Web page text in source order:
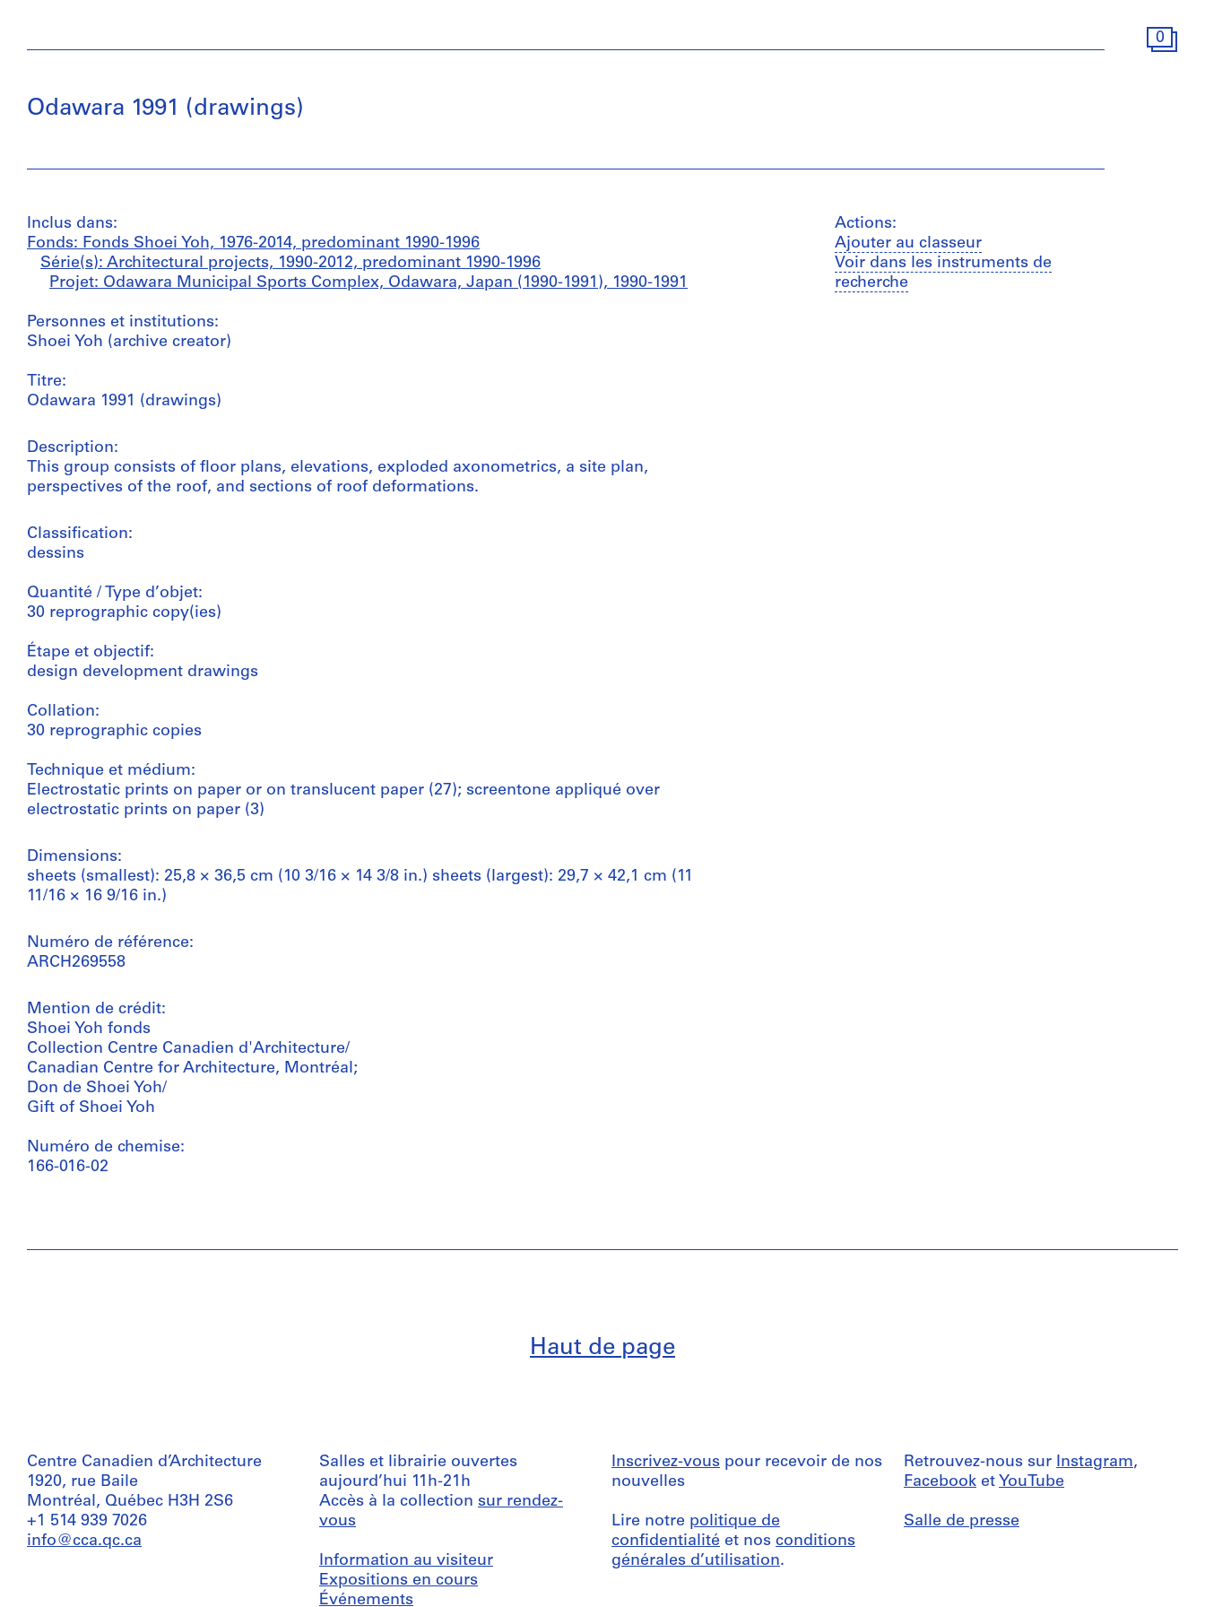
0
Odawara 1991 (drawings)
Inclus dans:
Fonds: Fonds Shoei Yoh, 1976-2014, predominant 1990-1996
Série(s): Architectural projects, 1990-2012, predominant 1990-1996
Projet: Odawara Municipal Sports Complex, Odawara, Japan (1990-1991), 1990-1991
Personnes et institutions:
Shoei Yoh (archive creator)
Titre:
Odawara 1991 (drawings)
Description:
This group consists of floor plans, elevations, exploded axonometrics, a site plan,
perspectives of the roof, and sections of roof deformations.
Classification:
dessins
Quantité / Type d’objet:
30 reprographic copy(ies)
Étape et objectif:
design development drawings
Collation:
30 reprographic copies
Technique et médium:
Electrostatic prints on paper or on translucent paper (27); screentone appliqué over
electrostatic prints on paper (3)
Dimensions:
sheets (smallest): 25,8 × 36,5 cm (10 3/16 × 14 3/8 in.) sheets (largest): 29,7 × 42,1 cm (11
11/16 × 16 9/16 in.)
Numéro de référence:
ARCH269558
Mention de crédit:
Shoei Yoh fonds
Collection Centre Canadien d'Architecture/
Canadian Centre for Architecture, Montréal;
Don de Shoei Yoh/
Gift of Shoei Yoh
Numéro de chemise:
166-016-02
Actions:
Ajouter au classeur
Voir dans les instruments de
recherche
Haut de page
Centre Canadien d’Architecture
1920, rue Baile
Montréal, Québec H3H 2S6
+1 514 939 7026
info@cca.qc.ca
Salles et librairie ouvertes
aujourd’hui 11h-21h
Accès à la collection sur rendez-
vous
Information au visiteur
Expositions en cours
Événements
Inscrivez-vous pour recevoir de nos
nouvelles
Lire notre politique de
confidentialité et nos conditions
générales d’utilisation.
Retrouvez-nous sur Instagram,
Facebook et YouTube
Salle de presse